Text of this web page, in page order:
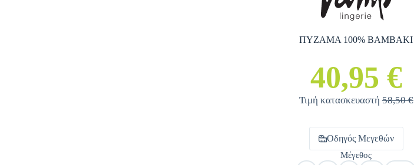
ΠΥΖΑΜΑ 100% ΒΑΜΒΑΚΙ
40,95 €
Τιμή κατασκευαστή58,50 €
Οδηγός Μεγεθών
Μέγεθος